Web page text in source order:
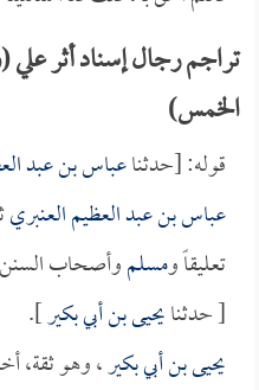
تراجم رجال إسناد أثر
الخمس)
قوله: [حدثناعباس بن عبد
عباس بن عبد العظيم العنبري
تعليقاً ومسلموأصحاب
[ حدثنايحيى بن أبي بكير].
يحيى بن أبي بكير، وهو ثقة،